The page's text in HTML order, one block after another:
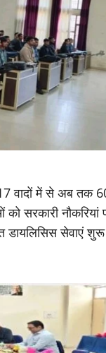
वादों में से अब तक
सरकारी नौकरियां
सेवाएं